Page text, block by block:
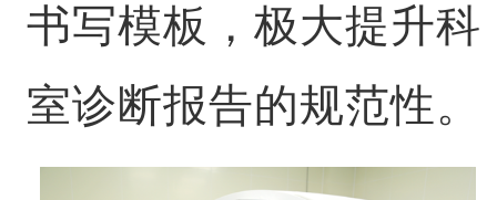
书写模板，极大提升科
室诊断报告的规范性。